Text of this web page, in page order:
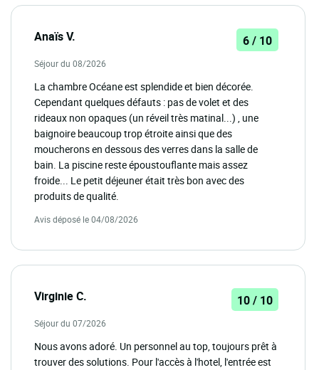
Anaïs V. 6 / 10
Séjour du 08/2026
La chambre Océane est splendide et bien décorée.
Cependant quelques défauts : pas de volet et des
rideaux non opaques (un réveil très matinal...) , une
baignoire beaucoup trop étroite ainsi que des
moucherons en dessous des verres dans la salle de
bain. La piscine reste époustouflante mais assez
froide... Le petit déjeuner était très bon avec des
produits de qualité.
Avis déposé le 04/08/2026
Virginie C. 10 / 10
Séjour du 07/2026
Nous avons adoré. Un personnel au top, toujours prêt à
trouver des solutions. Pour l'accès à l'hotel, l'entrée est